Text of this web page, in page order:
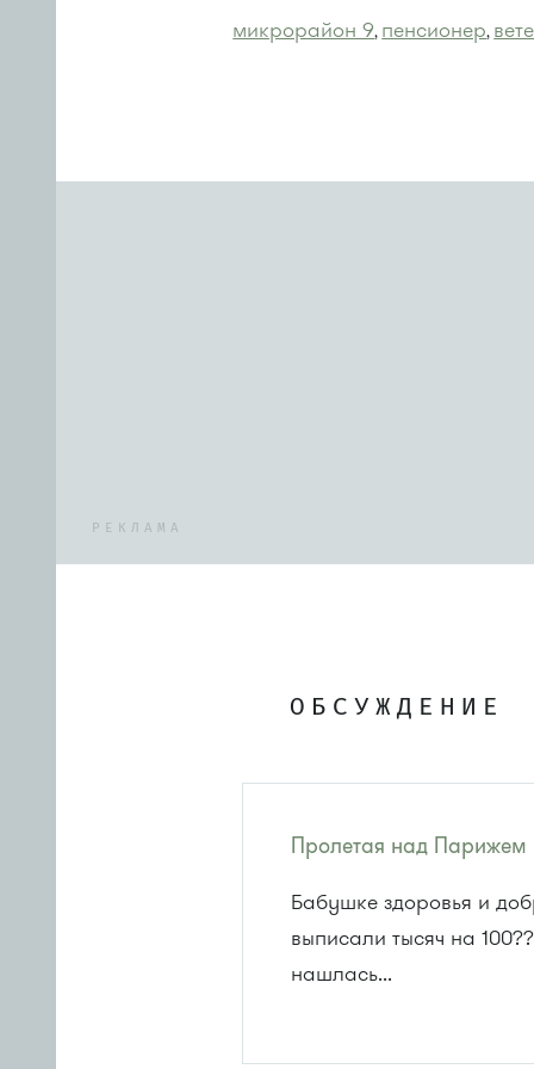
микрорайон 9, пенсионер,
РЕКЛАМА
ОБСУЖДЕНИЕ
Пролетая над Парижем
Бабушке здоровья и
выписали тысяч на
нашлась...